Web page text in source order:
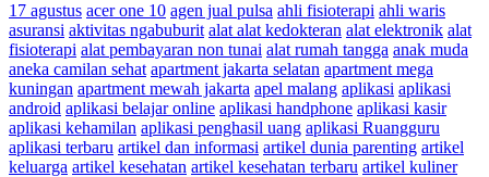
17 agustus acer one 10 agen jual pulsa ahli fisioterapi ahli waris
asuransi aktivitas ngabuburit alat alat kedokteran alat elektronik alat
fisioterapi alat pembayaran non tunai alat rumah tangga anak muda
aneka camilan sehat apartment jakarta selatan apartment mega
kuningan apartment mewah jakarta apel malang aplikasi aplikasi
android aplikasi belajar online aplikasi handphone aplikasi kasir
aplikasi kehamilan aplikasi penghasil uang aplikasi Ruangguru
aplikasi terbaru artikel dan informasi artikel dunia parenting artikel
keluarga artikel kesehatan artikel kesehatan terbaru artikel kuliner